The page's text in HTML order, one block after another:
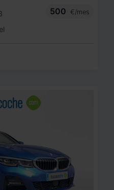
500
€/mes